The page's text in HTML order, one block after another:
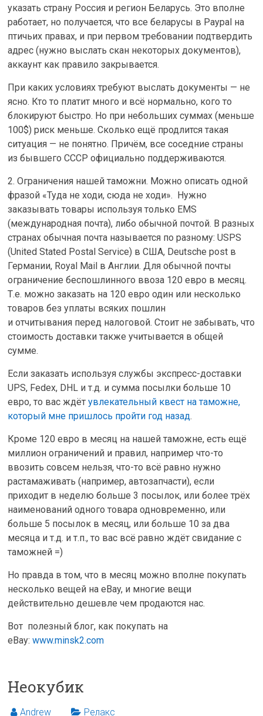
указать страну Россия и регион Беларусь. Это вполне
работает, но получается, что все беларусы в Paypal на
птичьих правах, и при первом требовании подтвердить
адрес (нужно выслать скан некоторых документов),
аккаунт как правило закрывается.
При каких условиях требуют выслать документы — не
ясно. Кто то платит много и всё нормально, кого то
блокируют быстро. Но при небольших суммах (меньше
100$) риск меньше. Сколько ещё продлится такая
ситуация — не понятно. Причём, все соседние страны
из бывшего СССР официально поддерживаются.
2. Ограничения нашей таможни. Можно описать одной
фразой «Туда не ходи, сюда не ходи». Нужно
заказывать товары используя только EMS
(международная почта), либо обычной почтой. В разных
странах обычная почта называется по разному: USPS
(United Stated Postal Service) в США, Deutsche post в
Германии, Royal Mail в Англии. Для обычной почты
ограничение беспошлинного ввоза 120 евро в месяц.
Т.е. можно заказать на 120 евро один или несколько
товаров без уплаты всяких пошлин
и отчитывания перед налоговой. Стоит не забывать, что
стоимость доставки также учитывается в общей
сумме.
Если заказать используя службы экспресс-доставки
UPS, Fedex, DHL и т.д. и сумма посылки больше 10
евро, то вас ждётувлекательный квест на таможне,
который мне пришлось пройти год назад.
Кроме 120 евро в месяц на нашей таможне, есть ещё
миллион ограничений и правил, например что-то
ввозить совсем нельзя, что-то всё равно нужно
растамаживать (например, автозапчасти), если
приходит в неделю больше 3 посылок, или более трёх
наименований одного товара одновременно, или
больше 5 посылок в месяц, или больше 10 за два
месяца и т.д. и т.п., то вас всё равно ждёт свидание с
таможней =)
Но правда в том, что в месяц можно вполне покупать
несколько вещей на eBay, и многие вещи
действительно дешевле чем продаются нас.
Вот полезный блог, как покупать на
eBay:www.minsk2.com
Неокубик
Andrew Релакс